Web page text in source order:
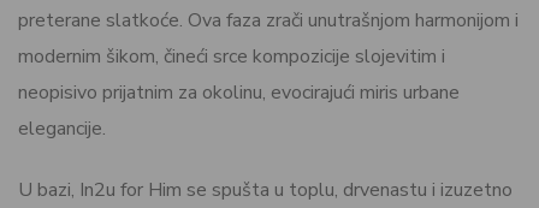
preterane slatkoće. Ova faza zrači unutrašnjom harmonijom i
modernim šikom, čineći srce kompozicije slojevitim i
neopisivo prijatnim za okolinu, evocirajući miris urbane
elegancije.
U bazi, In2u for Him se spušta u toplu, drvenastu i izuzetno